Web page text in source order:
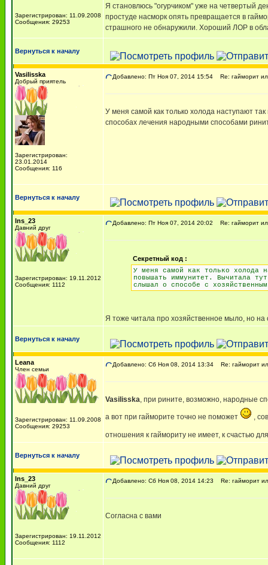
Зарегистрирован: 11.09.2008
Сообщения: 29253
Я становлюсь "огурчиком" уже на четвертый
простуде насморк опять превращается в
страшного не обнаружили. Хороший ЛОР в
Вернуться к началу
Vasilisska
Добрый приятель
Зарегистрирован:
23.01.2014
Сообщения: 116
Добавлено: Пт Ноя 07, 2014 15:54 Re: гайморит
У меня самой как только холода наступают
способах лечения народными способами
Вернуться к началу
lns_23
Давний друг
Зарегистрирован: 19.11.2012
Сообщения: 1112
Добавлено: Пт Ноя 07, 2014 20:02 Re: гайморит
Секретный код :
У меня самой как только холода
повышать иммунитет. Вычитала
слышал о способе с
Я тоже читала про хозяйственное мыло, но
Вернуться к началу
Leana
Член семьи
Зарегистрирован: 11.09.2008
Сообщения: 29253
Добавлено: Сб Ноя 08, 2014 13:34 Re: гайморит
Vasilisska, при рините, возможно, народные
а вот при гайморите точно не поможет ,
отношения к гаймориту не имеет, к счастью
Вернуться к началу
lns_23
Давний друг
Зарегистрирован: 19.11.2012
Сообщения: 1112
Добавлено: Сб Ноя 08, 2014 14:23 Re: гайморит
Cогласна с вами